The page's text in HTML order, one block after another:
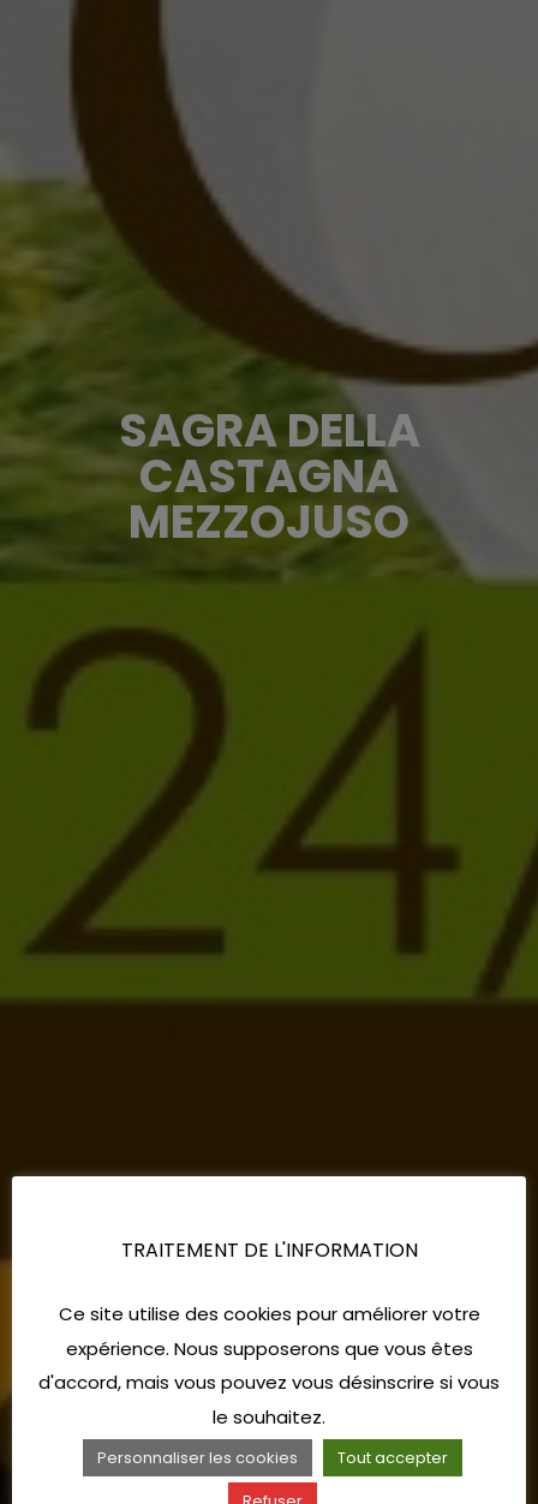
SAGRA DELLA
CASTAGNA
MEZZOJUSO
TRAITEMENT DE L'INFORMATION
Ce site utilise des cookies pour améliorer votre
expérience. Nous supposerons que vous êtes
d'accord, mais vous pouvez vous désinscrire si vous
le souhaitez.
Personnaliser les cookies
Tout accepter